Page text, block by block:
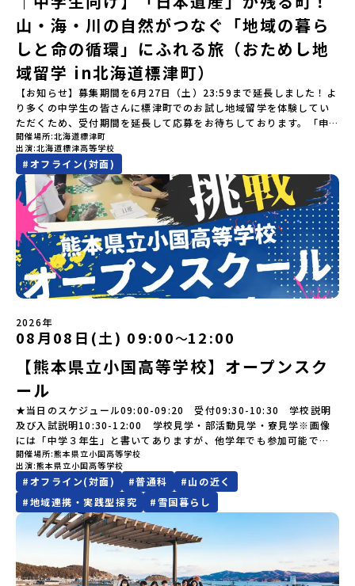
ませんので、ご了承ください。・お申し込みについてお申込はお一
人様1回限りです。PC・スマートフォンからお申込ください。申込
後の内容変更はできません。お申込時は、メールアドレスの入力間
違いにご注意ください。・宿泊について１室に複数(同性2～4名程
度)で宿泊いただく予定です。・食事アレルギー対応について個別の
詳細なアレルギー対応希望にはお応えしかねる場合がございます。
対応が必要な場合は必ず事前にご相談ください。・参加取消や急遽
参加できなくなった場合について参加決定後の参加お取り消しはご
遠慮下さい。やむを得ないお取り消しの場合はお早めに事務局まで
ご連絡ください。・キャンセルポリシーやむを得ない参加お取り消
しの場合、以下のルールに沿って対応させていただきます。ご了承
ください。プログラム開催日の前日＜7月17日＞から、【キャンセル
のご連絡日：お支払いいただく旅行代金】・21日目にあたる日以
前：無料・20日目-8日目：20％・7日目-2日目：30％・プログラム
開始日の前日：40％・プログラム開始日当日：50％・ご連絡無しで
の不参加またはプログラム開始後の解除：100％・催行中止について
天候などの状況等によって開催を見合わせる可能性があります。そ
の場合は原則、開催日1週間前までにご連絡いたします。又、最少催
行人数に達しなかった場合は、開催日3週間前までに催行中止の旨を
メールにてご連絡いたします。・よくあるご質問その他、よくある
ご質問についてはこちらをご確認ください。運営団体について＜プ
ログラム主催：一般財団法人地域・教育魅力化プラットフォーム＞
「意志ある若者にあふれる持続可能な地域・社会をつくる」という
ビジョンを掲げ、2017年3月に島根県に設立した教育事業団体で
す。日本全国約200の高校と連携しながら、中学卒業後に地域の枠を
越えて生徒一人ひとりの夢や価値観に合った地域・学校で1〜3年間
過ごすことができるシステム「地域みらい留学」をはじめとした、
教育事業や地域活性モデルをつくり続けています。名 称：一般財
団法人地域・教育魅力化プラットフォーム設 立：2017年3月代表
者：岩本 悠所在地：〒690-0842 島根県松江市東本町二丁目25-6
みらいBASE2階 その他所在地公式HP：http://c-platform.or.jp/
お問い合わせ先担当：小川・小原E-mail：info@miratabi.jp「お
ためし地域留学体験」のプログラム開催情報を公式LINEにて配信
中！ぜひご登録ください♪地域みらい留学公式LINE
ブ動画を公開中！）〜まずは「おためし地域留学」を知りたい方
へ〜日本全国20以上の地域から選んで参加できる「おためし地域留
学」の全体像や魅力について、説明会を開催しました。中学生一人
での参加にあたり、保護者様が特に気になる「安全面」や「事務局
のサポート体制」についても詳しく解説しています。ぜひ、ご自宅
からお気軽にご視聴ください。🎬 [アーカイブ動画を視聴す
る]YouTube：https://youtu.be/Yt8nd04aNgA?
si=e5erbspvwz5O8_uF 【STEP 2】大樹町プログラム説明会〜
「大樹町」の内容を具体的に深掘りしたい方へ〜全体説明を聞いた
うえで、「大樹町では具体的に何をするの？」「どんな町なの？」
という疑問にお答えする説明会です。大樹町ならではの豊かな文化
や、2泊3日のプログラムの中身をたっぷりとお伝えします。日
時： 5月13日(水) 19：00〜19：40内 容： 大樹町ってどんなとこ
ろ？プログラム詳細解説、質疑応答お申し込み：https://c-
mirai.jp/events/002112お気軽にどうぞ！「はじめての一人旅だ
けど大丈夫？」「どんな体験ができるの？」そんな保護者様の不安
や、中学生のみなさんの素朴な疑問にスタッフが直接お答えしま
す。チャットでの質問も可能ですので、ぜひご自宅からリラックス
してご参加ください。▼お申し込み前に必ずご確認ください・参加
規約への同意プログラムへの参加申し込みいただく前に、「お申し
い。・抽選による参加者決定についてお申込みいただいた方の中か
ら抽選の上、締め切り日から1週間を目途に、お申し込み時に記入い
ただいたメールアドレス宛に「当選／落選メール」をお送りいたし
ます。当選者は、メールに記載された「当選確認フォーム」に３日
ていただきます。当選確認フォームの期日までにご回答いただけな
い場合は、当選を取り消しとさせていただきます。当選取り消しが
あった場合は、繰り上げ当選者へご連絡させていただきます。登録
メールアドレスの変更をご希望の場合は下記の地域みらい留学公式
LINEよりご連絡をお願いします。※受信制限設定をしていると、通
知メールをお受け取りいただけません。その場合は、
「@miratabi.jp」からのメールを受信できるよう設定をお願いいた
します。※結果に関する個別のお問合せにはお答えしておりません
ので、ご了承ください。・お申し込みについてお申込はお一人様1回
限りです。PC・スマートフォンからお申込ください。申込後の内容
変更はできません。お申込時は、メールアドレスの入力間違いにご
注意ください。・宿泊について１室に複数(同性2～4名程度)で宿泊
いただく予定です。・食事アレルギー対応について個別の詳細なア
ラム内のアクティビティ・体験費用・一部の食事代*以下の費用は参
加者のご負担となります・集合場所までの往復交通費・お土産代や
自由時間の個人飲食費などの個人的費用【募集人数】最大10名（お
申し込み多数の場合は抽選の上決定）【参加者決定】お申し込み多
数の場合は、締め切り後1週間を目途に当落結果をご連絡いたしま
す。【申し込み受付期間】6月1日(月)12：00 から 6月15日(月)
12：00まで疑問も不安もワクワクに変える！「おためし地域留学」
ステップアップ説明会プログラムの内容を詳しく知りたい方や、お
申し込みを迷われている方向けにZoomでのオンライン配信を行い
ます。知りたい情報のレベルに合わせて、以下の2つのステップをご
活用ください。【STEP 1】全体オンライン説明会（アーカイブ動画
を公開中！）〜まずは「おためし地域留学」を知りたい方へ〜日本
全国20以上の地域から選んで参加できる「おためし地域留学」の全
体像や魅力について、説明会を開催しました。中学生一人での参加
にあたり、保護者様が特に気になる「安全面」や「事務局のサポー
ト体制」についても詳しく解説しています。ぜひ、ご自宅からお気
軽にご視聴ください。🎬 [アーカイブ動画を視聴する]YouTube：
https://youtu.be/Yt8nd04aNgA?si=e5erbspvwz5O8_uF
【STEP 2】出水市・出水工業高校プログラム説明会〜「出水市・出
水工業高校」の内容を具体的に深掘りしたい方へ〜全体説明を聞い
たうえで、「出水市では具体的に何をするの？」「どんな町な
の？」という疑問にお答えする説明会です。出水市ならではの豊か
な文化や、2泊3日のプログラムの中身をたっぷりとお伝えします。
日 時： 6月9日日(水)19:00-19:45内 容： 出水市ってどんなとこ
ろ？プログラム詳細解説、質疑応答お申し込み：https://c-
mirai.jp/events/091247お気軽にどうぞ！「はじめての一人旅だ
けど大丈夫？」「どんな体験ができるの？」そんな保護者様の不安
や、中学生のみなさんの素朴な疑問にスタッフが直接お答えしま
す。チャットでの質問も可能ですので、ぜひご自宅からリラックス
してご参加ください。▼お申し込み前に必ずご確認ください・参加
規約への同意プログラムへの参加申し込みいただく前に、「お申し
込みに関する各規約」への同意が必須となります。ご確認くださ
い。・抽選による参加者決定についてお申込みいただいた方の中か
ら抽選の上、締め切り日から1週間を目途に、お申し込み時に記入い
ただいたメールアドレス宛に「当選／落選メール」をお送りいたし
ます。当選者は、メールに記載された「当選確認フォーム」に3日以
内に回答いただき、確認フォームの提出をもって参加確定とさせて
いただきます。当選確認フォームの期日までにご回答いただけない
うげん）スキー場」は日本国内最大級のスキーリゾートとして有名
で、一年中自然アクティビティを楽しむことができます！そして八
幡平市にある「松川地熱発電所」は、日本で初めて「地球のチカラ
を電気に変えた」場所！八幡平の地下からわき出す蒸気をそのまま
電気に変える「地球・自然にやさしい最先端のエネルギー」を生み
出す挑戦をしてきた町です。今回のプログラムでは、この松川地熱
発電所から吹き出す地熱蒸気を使った「アート体験」をすることが
できます。世界でここだけ！地球のチカラを使った幻想的なグラデ
ーションのアートづくりをぜひ体験してみてください！さらに八幡
平市は自然（山）の恵みを生かした料理がとても美味しい地域で
す。みなさんの地元の味とは違う「岩手の郷土料理」を味わって楽
しんでください🎵今回はこの大自然や文化が魅力的な八幡平市で、
日本全国から集まる中学生や「平舘（たいらだて）高校」の高校生
と一緒にさまざまなアクティビティを体験していただきます。他に
はないスペシャルな魅力がギュッと詰まった岩手県八幡平市で五感
を使いながら、まちの魅力を一緒に探究してみませんか？地域と一
体になり「開拓者精神」を育む！「平舘（たいらだて）高校」と
は？今回のプログラムを一緒に過ごしてくれる高校生は「平舘（た
いらだて）高校」の生徒たち。この高校の特徴は「地域と一体にな
った探究教育」と「自分で考えて動くチカラを大切にしている」こ
自身が「探究プロジェクト」を企画し取り組むユニークな高校で
す。机の上で勉強するだけではない、実践的な探究やフィールドワ
ークを楽しむことができます。今回は、そんなエネルギッシュに活
躍する高校生と一緒に交流したり対話をしながら、町の文化・料理
を楽しみ、高校での活動のイメージをもつことができる絶好の機
会！この地域でしか味わえない豊かな体験をぜひ楽しんでください
🎵体験のおすすめポイント体験プログラム内容（予定）＜1日目＞
（PM）「オリエンテーション」「地熱染色・発電所見学」 -八幡
平市の自然を知る -地球のチカラを使ったアートづくり「ペンショ
ンで夕食」「1日目の振り返り」「星空観察」※希望者＜2日目＞
（AM）「平舘（たいらだて）高校見学」 -高校生活をイメージし
よう「郷土料理・BBQ」 -高校生・地元の方と交流を深める
（PM）「“八幡平市”体感ワークショップ」 -あけびづるで表札づく
なで振り返り対話＜3日目＞（AM）「大更駅複合施設の見学」「振
り返りワークショップ」 -個人での振り返り -グループでの振り
返り「お土産・昼食」（PM） 解散 ※天候の状況や参加人数によっ
山・海・川の自然がつなぐ「地域の暮ら
しと命の循環」にふれる旅（おためし地
域留学 in北海道標津町）
【お知らせ】募集期間を6月27日（土）23:59まで延長しました！よ
り多くの中学生の皆さんに標津町でのお試し地域留学を体験してい
ただくため、受付期間を延長して応募をお待ちしております。「申
し込みのタイミングを逃してしまった」という方も、この機会にぜ
ひ一歩踏み出してみませんか？※都合により締め切りを早める場合
がございます。お早目にご応募ください！-------奨学金のお知らせ-
------＼返還不要・3年間最大72万／💡北海道の高校留学に【毎月2
万円】の給付型奨学金～夢に向かって一歩踏み出す、あなたの未来
を応援！～ 詳細・条件はこちらから-----------------------------
----＜体験費・宿泊費が無料！＞一万年前から続く自然と人の暮らし
が今も残る町！広大な自然と生き物とともに生きる豊かさに触れ、
まちの暮らしを一緒に体験してみませんか？「地元以外の地域の暮
らしが気になる。いつか留学してみたい！」「大自然と生き物が好
き！興味がある！」「自分の進学や将来の可能性をもっとひらきた
い！」そんな中学生のみなさんにおすすめ！「おためし地域留学体
験」は、日本全国約200の高校と連携し、地域の枠を超えて学校生活
を送る「地域みらい留学」をプチ体験できるプログラムです。はじ
めてのひとり旅でも安心！現地でもスタッフがしっかりとサポート
いたします。今回のフィールドは「北海道 標津町（しべつちょ
う）」北海道の東に位置する標津町（しべつちょう）は人口 約
4,600人の町。東の水平線の奥に見えるのは北方領土の国後島（くな
しりとう）、西には世界遺産に認定されている秘境・知床半島（し
れとこはんとう）、鶴や白鳥など珍しい野鳥の宝庫である野付半島
（のつけはんとう）をながめることができ、ミルクの里の牧草地が
広がる牛の酪農（らくのう）もさかんで、海と緑と川の自然と生き
物が豊かな町です！標津町はさらに「鮭（さけ）の聖地」としても
有名。江戸時代には将軍家にも贈られたほどで、今では「日本遺
産」に登録されています。一万年前から続く伝統的な「鮭」の産業
とともに人々の豊かな暮らしがあります。一万年前の縄文時代か
ら、人々の間で大切に守り受け継がれ、厳しい大自然と向き合い、
山・海・川がもたらす恵みに深く感謝しながら生きていく姿勢は今
も息づく「命の循環」です。日本遺産にも認定されている「サケ」
の伝統産業や、雄大な知床の裾野で命を育む酪農の歴史など、自然
開催場所 北海道標津町
出演 北海道標津高等学校
#オフライン(対面)
2026年
08月08日(土) 09:00〜12:00
【熊本県立小国高等学校】オープンスク
ール
★当日のスケジュール09:00-09:20 受付09:30-10:30 学校説明
及び入試説明10:30-12:00 学校見学・部活動見学・寮見学※画像
には「中学３年生」と書いてありますが、他学年でも参加可能で
す！
開催場所 熊本県立小国高等学校
出演 熊本県立小国高等学校
#オフライン(対面) #普通科 #山の近く
#地域連携・実践型探究 #雪国暮らし